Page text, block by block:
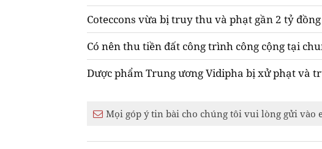
Coteccons vừa bị truy thu và phạt gần 2 tỷ
Có nên thu tiền đất công trình công cộng tại
Dược phẩm Trung ương Vidipha bị xử phạt và
Mọi góp ý tin bài cho chúng tôi vui lòng gửi vào